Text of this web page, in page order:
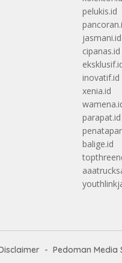
pelukis.id
jasmani.id
cipanas.id
inovatif.id
xenia.id
parapat.id
balige.id
Pedoman Media